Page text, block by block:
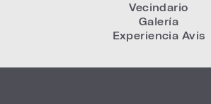
Vecindario
Galería
Experiencia Avis